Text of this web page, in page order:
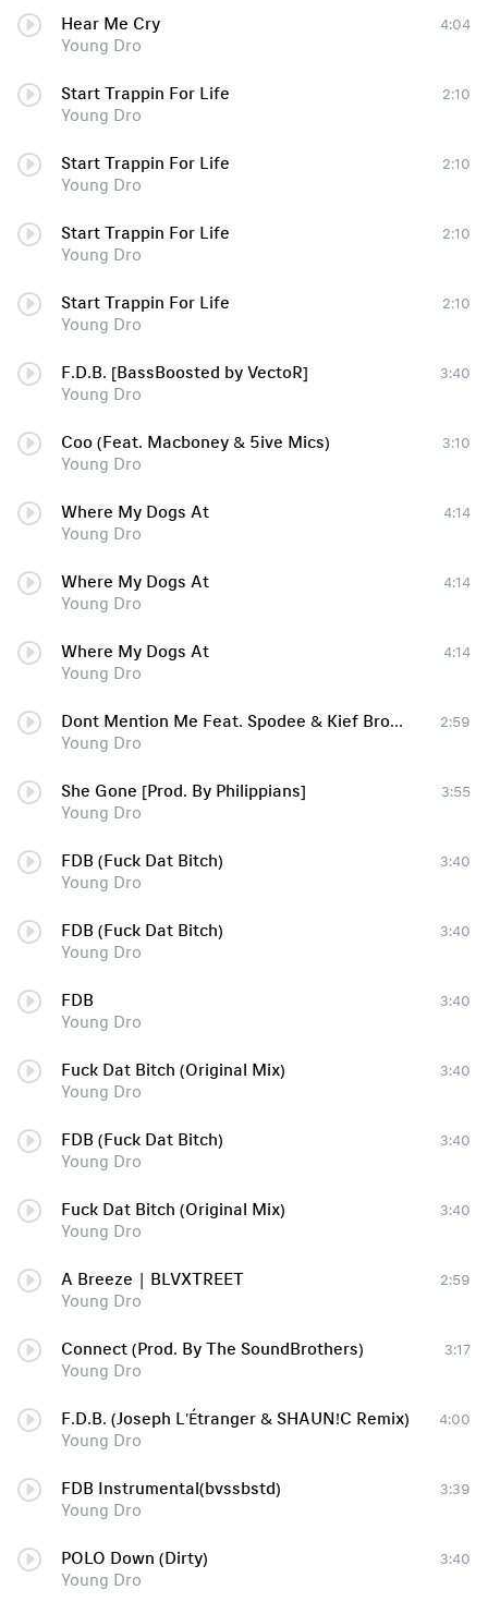
Hear Me Cry
Young Dro
4:04
Start Trappin For Life
Young Dro
2:10
Start Trappin For Life
Young Dro
2:10
Start Trappin For Life
Young Dro
2:10
Start Trappin For Life
Young Dro
2:10
F.D.B. [BassBoosted by VectoR]
Young Dro
3:40
Coo (Feat. Macboney & 5ive Mics)
Young Dro
3:10
Where My Dogs At
Young Dro
4:14
Where My Dogs At
Young Dro
4:14
Where My Dogs At
Young Dro
4:14
Dont Mention Me Feat. Spodee & Kief Brown (Prod by Stroud)
Young Dro
2:59
She Gone [Prod. By Philippians]
Young Dro
3:55
FDB (Fuck Dat Bitch)
Young Dro
3:40
FDB (Fuck Dat Bitch)
Young Dro
3:40
FDB
Young Dro
3:40
Fuck Dat Bitch (Original Mix)
Young Dro
3:40
FDB (Fuck Dat Bitch)
Young Dro
3:40
Fuck Dat Bitch (Original Mix)
Young Dro
3:40
A Breeze | BLVXTREET
Young Dro
2:59
Connect (Prod. By The SoundBrothers)
Young Dro
3:17
F.D.B. (Joseph L'Étranger & SHAUN!C Remix)
Young Dro
4:00
FDB Instrumental(bvssbstd)
Young Dro
3:39
POLO Down (Dirty)
Young Dro
3:40